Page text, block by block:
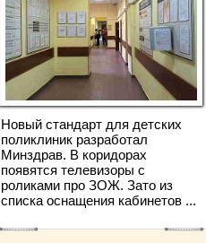
Новый стандарт для детских
поликлиник разработал
Минздрав. В коридорах
появятся телевизоры с
роликами про ЗОЖ. Зато из
списка оснащения кабинетов ...